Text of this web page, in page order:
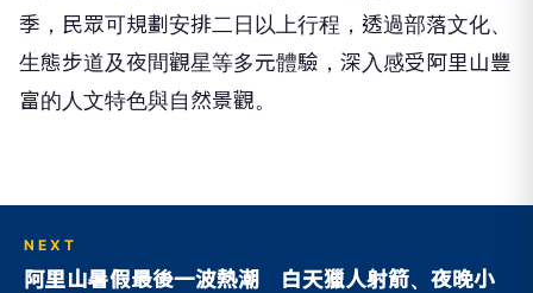
季，民眾可規劃安排二日以上行程，透過部落文化、
生態步道及夜間觀星等多元體驗，深入感受阿里山豐
富的人文特色與自然景觀。
NEXT
阿里山暑假最後一波熱潮 白天獵人射箭、夜晚小